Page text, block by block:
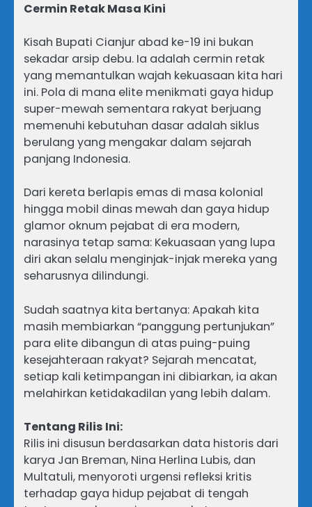
Cermin Retak Masa Kini
Kisah Bupati Cianjur abad ke-19 ini bukan
sekadar arsip debu. Ia adalah cermin retak
yang memantulkan wajah kekuasaan kita hari
ini. Pola di mana elite menikmati gaya hidup
super-mewah sementara rakyat berjuang
memenuhi kebutuhan dasar adalah siklus
berulang yang mengakar dalam sejarah
panjang Indonesia.
Dari kereta berlapis emas di masa kolonial
hingga mobil dinas mewah dan gaya hidup
glamor oknum pejabat di era modern,
narasinya tetap sama: Kekuasaan yang lupa
diri akan selalu menginjak-injak mereka yang
seharusnya dilindungi.
Sudah saatnya kita bertanya: Apakah kita
masih membiarkan “panggung pertunjukan”
para elite dibangun di atas puing-puing
kesejahteraan rakyat? Sejarah mencatat,
setiap kali ketimpangan ini dibiarkan, ia akan
melahirkan ketidakadilan yang lebih dalam.
Tentang Rilis Ini:
Rilis ini disusun berdasarkan data historis dari
karya Jan Breman, Nina Herlina Lubis, dan
Multatuli, menyoroti urgensi refleksi kritis
terhadap gaya hidup pejabat di tengah